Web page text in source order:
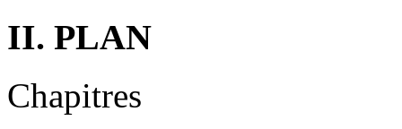
II. PLAN
Chapitres